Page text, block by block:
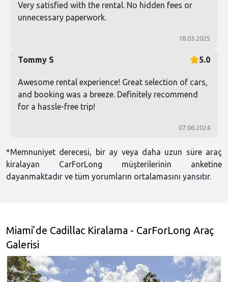
Very satisfied with the rental. No hidden fees or
unnecessary paperwork.
18.03.2025
Tommy S 5.0
Awesome rental experience! Great selection of cars,
and booking was a breeze. Definitely recommend
for a hassle-free trip!
07.06.2024
*Memnuniyet derecesi, bir ay veya daha uzun süre araç
kiralayan CarForLong müşterilerinin anketine
dayanmaktadır ve tüm yorumların ortalamasını yansıtır.
Miami’de Cadillac Kiralama - CarForLong Araç
Galerisi